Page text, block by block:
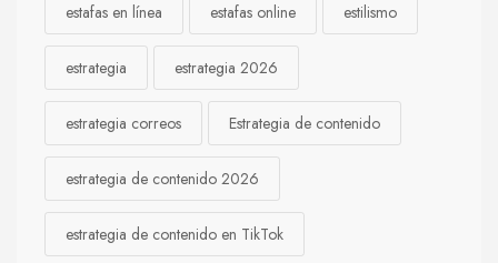
estafas en línea estafas online estilismo
estrategia estrategia 2026
estrategia correos Estrategia de contenido
estrategia de contenido 2026
estrategia de contenido en TikTok